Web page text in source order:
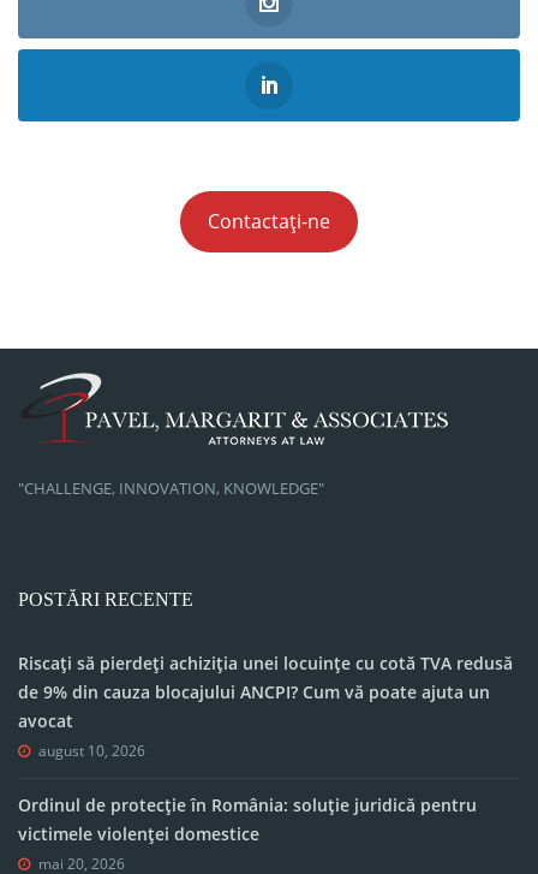
Contactați-ne
"CHALLENGE, INNOVATION, KNOWLEDGE"
POSTĂRI RECENTE
Riscați să pierdeți achiziția unei locuințe cu cotă TVA redusă
de 9% din cauza blocajului ANCPI? Cum vă poate ajuta un
avocat
august 10, 2026
Ordinul de protecție în România: soluție juridică pentru
victimele violenței domestice
mai 20, 2026